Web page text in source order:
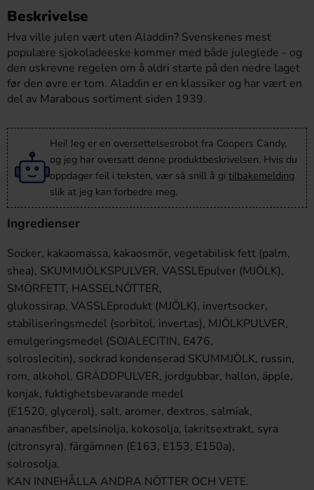
Beskrivelse
Hva ville julen vært uten Aladdin? Svenskenes mest
populære sjokoladeeske kommer med både juleglede - og
den uskrevne regelen om å aldri starte på den nedre laget
før den øvre er tom. Aladdin er en klassiker og har vært en
del av Marabous sortiment siden 1939.
Hei! Jeg er en oversettelsesrobot fra Coopers Candy,
og jeg har oversatt denne produktbeskrivelsen. Hvis du
oppdager feil i teksten, vær så snill å gi tilbakemelding
slik at jeg kan forbedre meg.
Ingredienser
Socker, kakaomassa, kakaosmör, vegetabilisk fett (palm,
shea), SKUMMJÖLKSPULVER, VASSLEpulver (MJÖLK),
SMÖRFETT, HASSELNÖTTER,
glukossirap, VASSLEprodukt (MJÖLK), invertsocker,
stabiliseringsmedel (sorbitol, invertas), MJÖLKPULVER,
emulgeringsmedel (SOJALECITIN, E476,
solroslecitin), sockrad kondenserad SKUMMJÖLK, russin,
rom, alkohol, GRÄDDPULVER, jordgubbar, hallon, äpple,
konjak, fuktighetsbevarande medel
(E1520, glycerol), salt, aromer, dextros, salmiak,
ananasfiber, apelsinolja, kokosolja, lakritsextrakt, syra
(citronsyra), färgämnen (E163, E153, E150a),
solrosolja.
KAN INNEHÅLLA ANDRA NÖTTER OCH VETE.